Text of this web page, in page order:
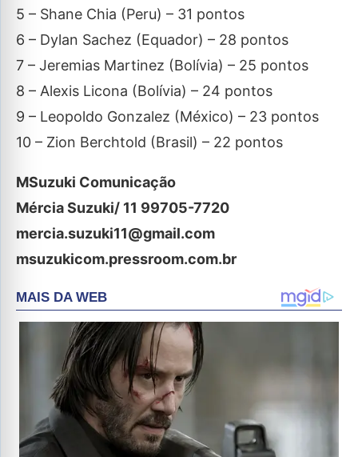
5 – Shane Chia (Peru) – 31 pontos
6 – Dylan Sachez (Equador) – 28 pontos
7 – Jeremias Martinez (Bolívia) – 25 pontos
8 – Alexis Licona (Bolívia) – 24 pontos
9 – Leopoldo Gonzalez (México) – 23 pontos
10 – Zion Berchtold (Brasil) – 22 pontos
MSuzuki Comunicação
Mércia Suzuki/ 11 99705-7720
mercia.suzuki11@gmail.com
msuzukicom.pressroom.com.br